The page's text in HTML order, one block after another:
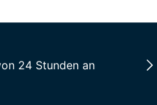
24 Stunden an